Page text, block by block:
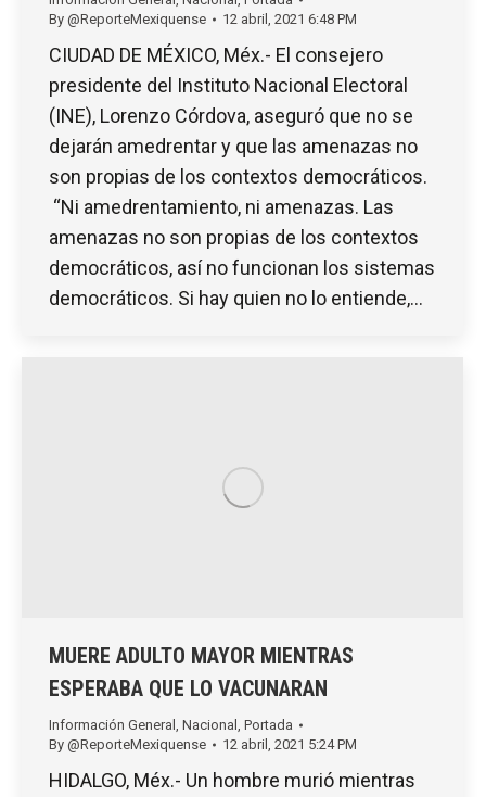
By @ReporteMexiquense 12 abril, 2021 6:48 PM
CIUDAD DE MÉXICO, Méx.- El consejero
presidente del Instituto Nacional Electoral
(INE), Lorenzo Córdova, aseguró que no se
dejarán amedrentar y que las amenazas no
son propias de los contextos democráticos.
“Ni amedrentamiento, ni amenazas. Las
amenazas no son propias de los contextos
democráticos, así no funcionan los sistemas
democráticos. Si hay quien no lo entiende,…
MUERE ADULTO MAYOR MIENTRAS
ESPERABA QUE LO VACUNARAN
Información General , Nacional , Portada
By @ReporteMexiquense 12 abril, 2021 5:24 PM
HIDALGO, Méx.- Un hombre murió mientras